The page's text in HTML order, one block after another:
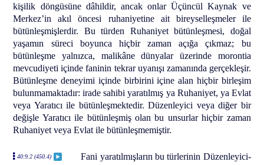
kişilik döngüsüne dâhildir, ancak onlar Üçüncül Kaynak ve
Merkez’in akıl öncesi ruhaniyetine ait bireyselleşmeler ile
bütünleşmişlerdir. Bu türden Ruhaniyet bütünleşmesi, doğal
yaşamın süreci boyunca hiçbir zaman açığa çıkmaz; bu
bütünleşme yalnızca, malikâne dünyalar üzerinde morontia
mevcudiyeti içinde faninin tekrar uyanışı zamanında gerçekleşir.
Bütünleşme deneyimi içinde birbirini içine alan hiçbir birleşim
bulunmamaktadır: irade sahibi yaratılmış ya Ruhaniyet, ya Evlat
veya Yaratıcı ile bütünleşmektedir. Düzenleyici veya diğer bir
değişle Yaratıcı ile bütünleşmiş olan bu unsurlar hiçbir zaman
Ruhaniyet veya Evlat ile bütünleşmemiştir.
40:9.2 (450.4)
Fani yaratılmışların bu türlerinin Düzenleyici-